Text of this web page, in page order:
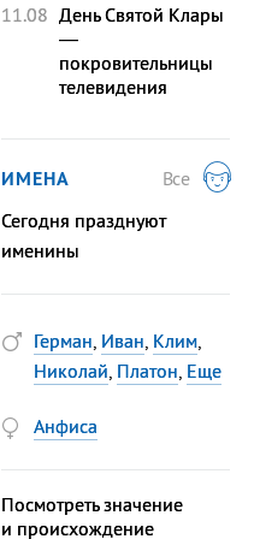
11.08 День Святой Клары
—
покровительницы
телевидения
ИМЕНА
Все
Сегодня празднуют
именины
Герман, Иван, Клим,
Николай, Платон, Еще
Анфиса
Посмотреть значение
и происхождение